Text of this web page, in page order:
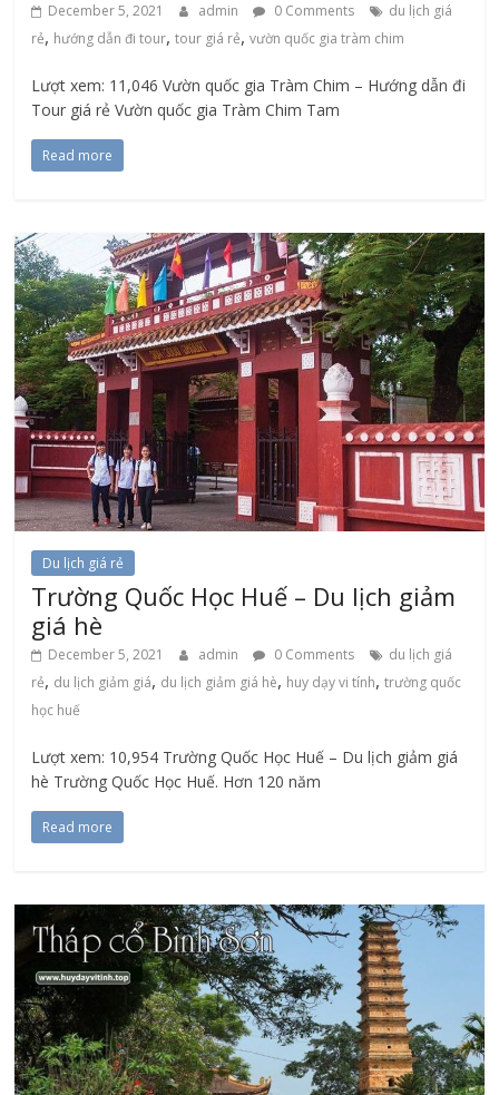
December 5, 2021 admin 0 Comments
du lịch giá
rẻ, hướng dẫn đi tour,tour giá rẻ,vườn quốc gia tràm chim
Lượt xem: 11,046 Vườn quốc gia Tràm Chim – Hướng dẫn đi
Tour giá rẻ Vườn quốc gia Tràm Chim Tam
Read more
Du lịch giá rẻ
Trường Quốc Học Huế – Du lịch giảm
giá hè
December 5, 2021 admin 0 Comments
du lịch giá
rẻ, du lịch giảm giá, du lịch giảm giá hè, huy dạy vi tính,trường quốc
học huế
Lượt xem: 10,954 Trường Quốc Học Huế – Du lịch giảm giá
hè Trường Quốc Học Huế. Hơn 120 năm
Read more